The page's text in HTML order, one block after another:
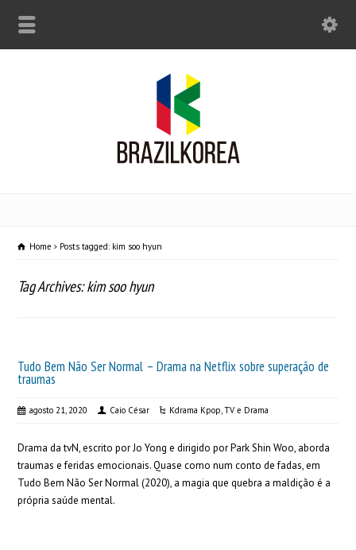
Home Posts tagged: kim soo hyun
Tag Archives: kim soo hyun
Tudo Bem Não Ser Normal – Drama na Netflix sobre superação de
traumas
agosto 21, 2020 Caio César Kdrama Kpop,TV e Drama
Drama da tvN, escrito por Jo Yong e dirigido por Park Shin Woo, aborda
traumas e feridas emocionais. Quase como num conto de fadas, em
Tudo Bem Não Ser Normal (2020), a magia que quebra a maldição é a
própria saúde mental.